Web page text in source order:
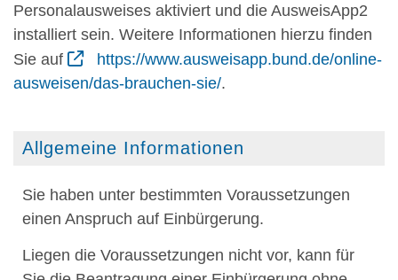
Personalausweises aktiviert und die AusweisApp2
installiert sein. Weitere Informationen hierzu finden
Sie auf
https://www.ausweisapp.bund.de/online-
ausweisen/das-brauchen-sie/.
Allgemeine Informationen
Sie haben unter bestimmten Voraussetzungen
einen Anspruch auf Einbürgerung.
Liegen die Voraussetzungen nicht vor, kann für